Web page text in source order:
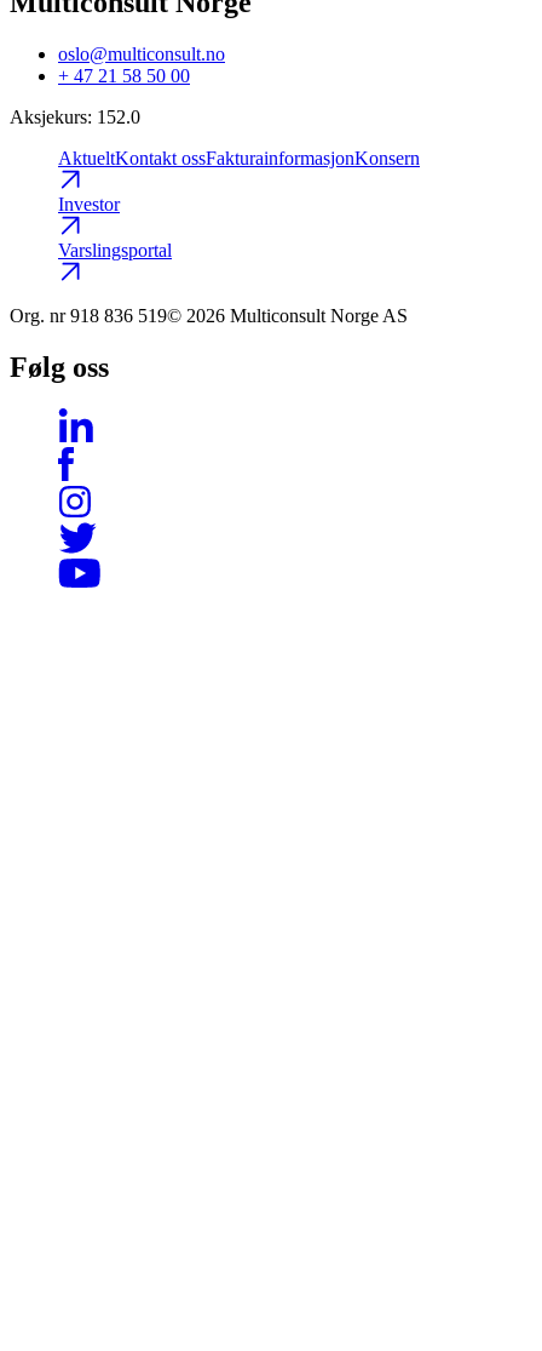
oslo@multiconsult.no
+ 47 21 58 50 00
Aksjekurs: 152.0
AktueltKontakt ossFakturainformasjonKonsern
Investor
Varslingsportal
Org. nr 918 836 519© 2026 Multiconsult Norge AS
Følg oss